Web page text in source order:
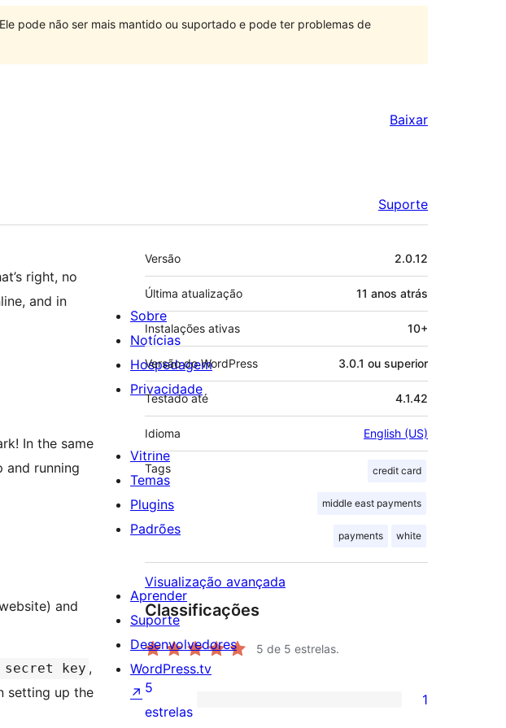
pode não ser mais mantido ou suportado e pode ter problemas de
Baixar
Suporte
right, no
and in
In the same
running
and
secret key ,
setting up the
Meta
Versão 2.0.12
Última atualização 11 anos atrás
Instalações ativas 10+
Versão do WordPress 3.0.1 ou superior
Testado até 4.1.42
Idioma English (US)
Tags credit card
middle east payments
payments white
Visualização avançada
Classificações
5 de 5 estrelas.
1
5
estrelas
1
Sobre
Notícias
Hospedagem
Privacidade
Vitrine
Temas
Plugins
Padrões
Aprender
Suporte
Desenvolvedores
WordPress.tv
↗